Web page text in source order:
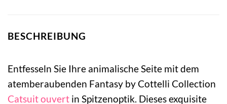
BESCHREIBUNG
Entfesseln Sie Ihre animalische Seite mit dem
atemberaubenden Fantasy by Cottelli Collection
Catsuit ouvert in Spitzenoptik. Dieses exquisite